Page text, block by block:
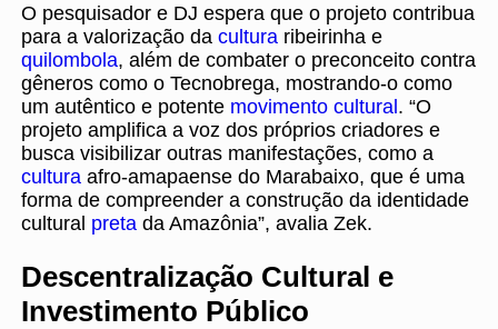
O pesquisador e DJ espera que o projeto contribua
para a valorização da cultura ribeirinha e
quilombola, além de combater o preconceito contra
gêneros como o Tecnobrega, mostrando-o como
um autêntico e potente movimento cultural. “O
projeto amplifica a voz dos próprios criadores e
busca visibilizar outras manifestações, como a
cultura afro-amapaense do Marabaixo, que é uma
forma de compreender a construção da identidade
cultural preta da Amazônia”, avalia Zek.
Descentralização Cultural e
Investimento Público